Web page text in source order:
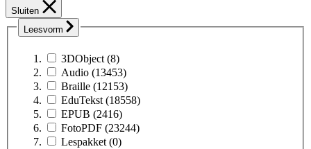
Sluiten
Leesvorm
3DObject (8)
Audio (13453)
Braille (12153)
EduTekst (18558)
EPUB (2416)
FotoPDF (23244)
Lespakket (0)